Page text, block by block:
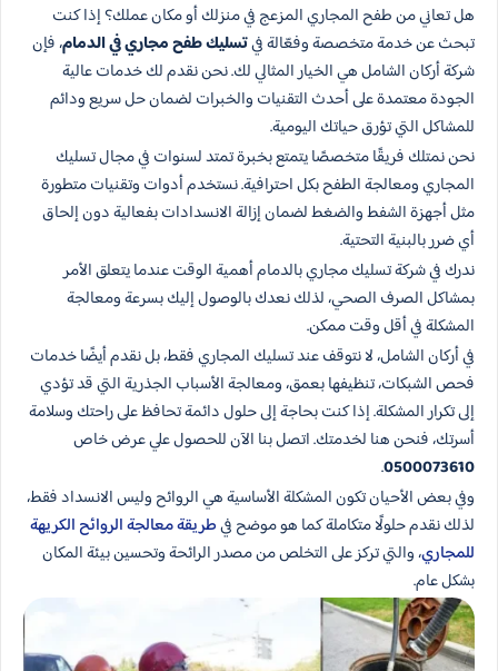
هل تعاني من طفح المجاري المزعج في منزلك أو مكان عملك؟ إذا كنت
تبحث عن خدمة متخصصة وفعّالة فيتسليك طفح مجاري في الدمام، فإن
شركة أركان الشامل هي الخيار المثالي لك. نحن نقدم لك خدمات عالية
الجودة معتمدة على أحدث التقنيات والخبرات لضمان حل سريع ودائم
للمشاكل التي تؤرق حياتك اليومية.
نحن نمتلك فريقًا متخصصًا يتمتع بخبرة تمتد لسنوات في مجال تسليك
المجاري ومعالجة الطفح بكل احترافية. نستخدم أدوات وتقنيات متطورة
مثل أجهزة الشفط والضغط لضمان إزالة الانسدادات بفعالية دون إلحاق
أي ضرر بالبنية التحتية.
ندرك في شركة تسليك مجاري بالدمام أهمية الوقت عندما يتعلق الأمر
بمشاكل الصرف الصحي، لذلك نعدك بالوصول إليك بسرعة ومعالجة
المشكلة في أقل وقت ممكن.
في أركان الشامل، لا نتوقف عند تسليك المجاري فقط، بل نقدم أيضًا خدمات
فحص الشبكات، تنظيفها بعمق، ومعالجة الأسباب الجذرية التي قد تؤدي
إلى تكرار المشكلة. إذا كنت بحاجة إلى حلول دائمة تحافظ على راحتك وسلامة
أسرتك، فنحن هنا لخدمتك. اتصل بنا الآن للحصول علي عرض خاص
0500073610
.
وفي بعض الأحيان تكون المشكلة الأساسية هي الروائح وليس الانسداد فقط،
لذلك نقدم حلولًا متكاملة كما هو موضح فيطريقة معالجة الروائح الكريهة
للمجاري، والتي تركز على التخلص من مصدر الرائحة وتحسين بيئة المكان
بشكل عام.